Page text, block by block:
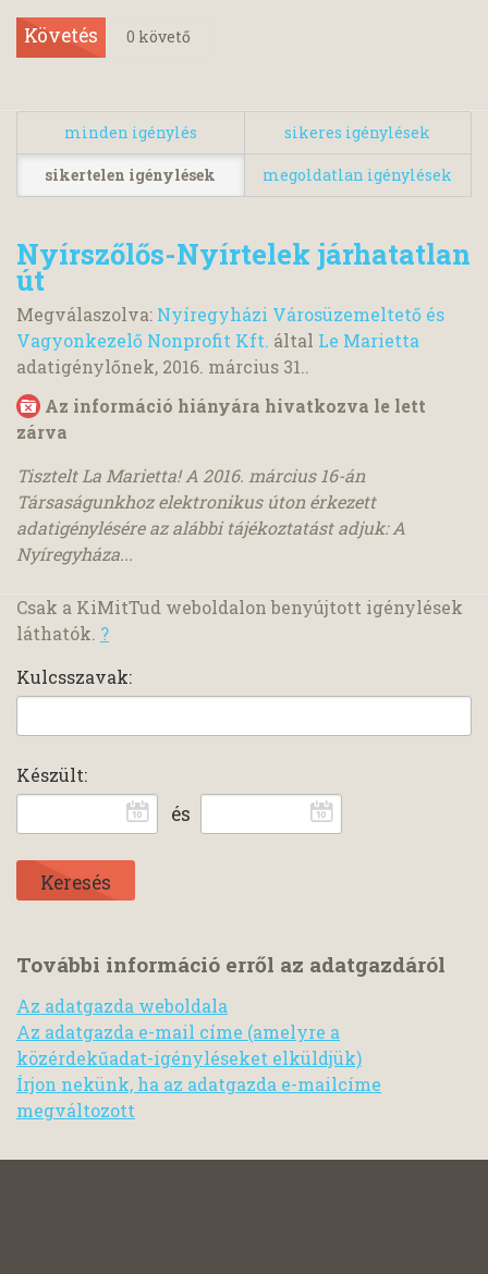
Követés 0 követő
minden igénylés sikeres igénylések
sikertelen igénylések megoldatlan igénylések
Nyírszőlős-Nyírtelek járhatatlan
út
Megválaszolva: Nyíregyházi Városüzemeltető és
Vagyonkezelő Nonprofit Kft. által Le Marietta
adatigénylőnek, 2016. március 31..
Az információ hiányára hivatkozva le lett
zárva
Tisztelt La Marietta! A 2016. március 16-án
Társaságunkhoz elektronikus úton érkezett
adatigénylésére az alábbi tájékoztatást adjuk: A
Nyíregyháza...
Csak a KiMitTud weboldalon benyújtott igénylések
láthatók. ?
Kulcsszavak:
Készült:
és
További információ erről az adatgazdáról
Az adatgazda weboldala
Az adatgazda e-mail címe (amelyre a
közérdekűadat-igényléseket elküldjük)
Írjon nekünk, ha az adatgazda e-mailcíme
megváltozott